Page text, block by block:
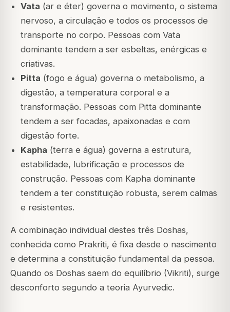
Vata (ar e éter) governa o movimento, o sistema
nervoso, a circulação e todos os processos de
transporte no corpo. Pessoas com Vata
dominante tendem a ser esbeltas, enérgicas e
criativas.
Pitta (fogo e água) governa o metabolismo, a
digestão, a temperatura corporal e a
transformação. Pessoas com Pitta dominante
tendem a ser focadas, apaixonadas e com
digestão forte.
Kapha (terra e água) governa a estrutura,
estabilidade, lubrificação e processos de
construção. Pessoas com Kapha dominante
tendem a ter constituição robusta, serem calmas
e resistentes.
A combinação individual destes três Doshas,
conhecida como Prakriti, é fixa desde o nascimento
e determina a constituição fundamental da pessoa.
Quando os Doshas saem do equilíbrio (Vikriti), surge
desconforto segundo a teoria Ayurvedic.